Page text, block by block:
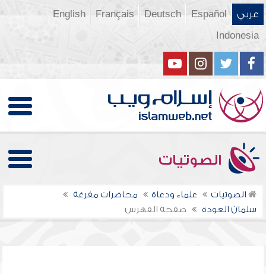
عربي Español
Deutsch
Français
English
Indonesia
الصوتيات
الصوتيات علماء ودعاة
محاضرات مفرغة
سلمان العودة
صفحة الفهرس